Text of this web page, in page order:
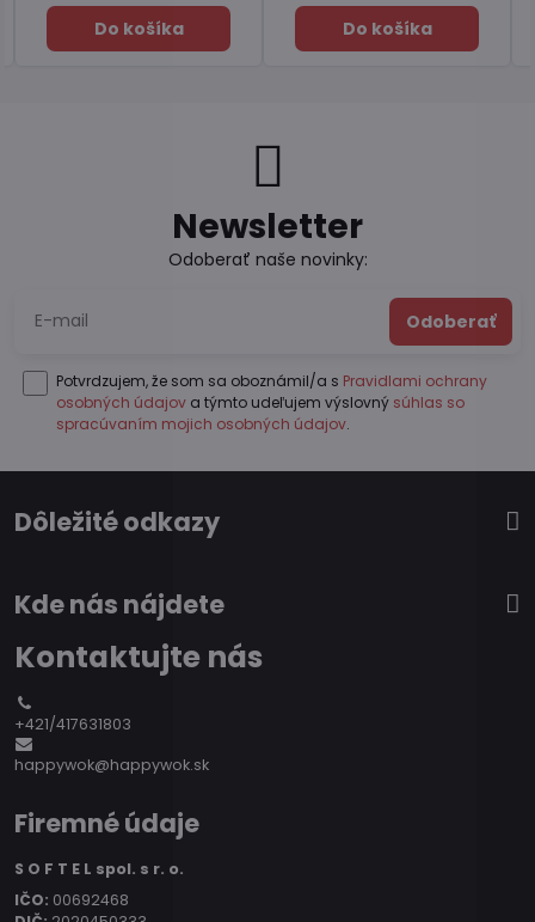
Do košíka Do košíka
Newsletter
Odoberať naše novinky:
Odoberať
Potvrdzujem, že som sa oboznámil/a s Pravidlami ochrany
osobných údajov a týmto udeľujem výslovný súhlas so
spracúvaním mojich osobných údajov.
Dôležité odkazy
Kde nás nájdete
Kontaktujte nás
+421/417631803
happywok@happywok.sk
Firemné údaje
S O F T E L spol. s r. o.
IČO: 00692468